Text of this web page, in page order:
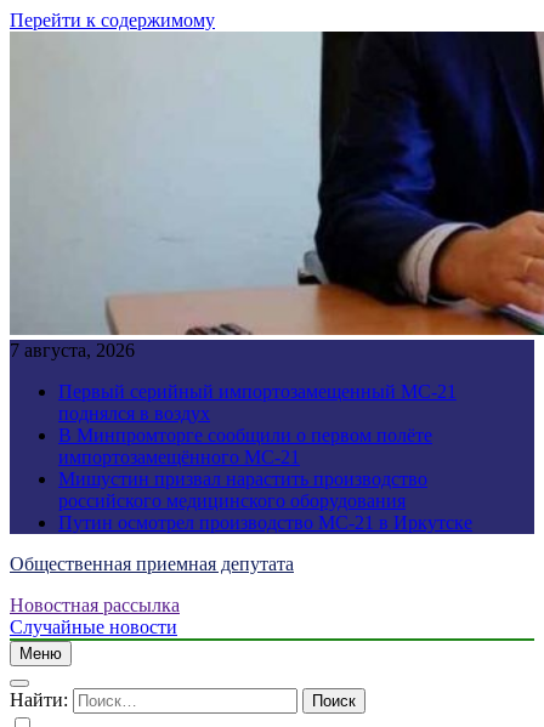
Перейти к содержимому
7 августа, 2026
Первый серийный импортозамещенный МС-21
поднялся в воздух
В Минпромторге сообщили о первом полёте
импортозамещённого МС-21
Мишустин призвал нарастить производство
российского медицинского оборудования
Путин осмотрел производство МС-21 в Иркутске
Общественная приемная депутата
Новостная рассылка
Случайные новости
Меню
Найти: